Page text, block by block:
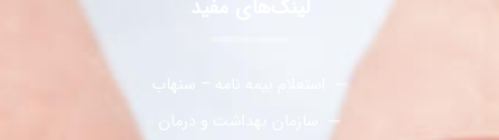
لینک‌های مفید
استعلام بیمه نامه – سنهاب